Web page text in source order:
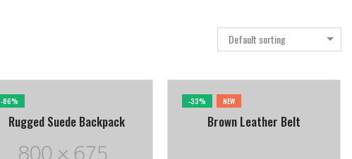
Default sorting
-86%
Rugged Suede Backpack
-33% NEW
Brown Leather Belt